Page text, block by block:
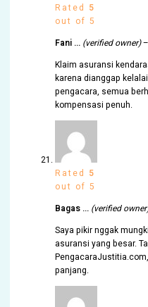
Rated 5
out of 5
Fani … (verified owner)–
Klaim asuransi
karena dianggap
pengacara, semua
kompensasi penuh.
Rated 5
out of 5
Bagas … (verified
Saya pikir nggak
asuransi yang besar.
panjang.